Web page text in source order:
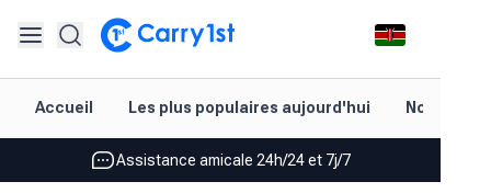
Accueil Les plus populaires aujourd'hui
Les meilleures offres pour vos meilleurs jeux
Assistance amicale 24h/24 et 7j/7